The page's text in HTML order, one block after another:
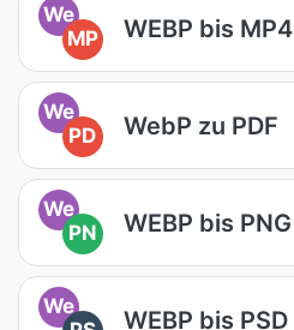
We
MP
WEBP bis MP4
We
PD
WebP zu PDF
We
PN
WEBP bis PNG
We
WEBP bis PSD